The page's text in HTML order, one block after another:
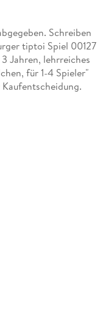
Schreiben
tiptoi Spiel 00127
Jahren, lehrreiches
für 1-4 Spieler"